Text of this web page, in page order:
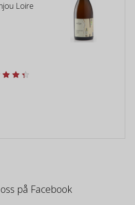
Loire
på Facebook